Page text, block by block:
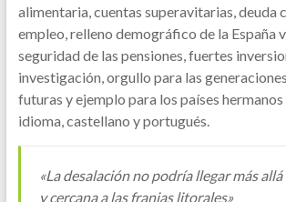
alimentaria, cuentas superavitarias, deuda
empleo, relleno demográfico de la España
seguridad de las pensiones, fuertes
investigación, orgullo para las
futuras y ejemplo para los países
idioma, castellano y portugués.
«La desalación no podría llegar más
y cercana a las franjas litorales»